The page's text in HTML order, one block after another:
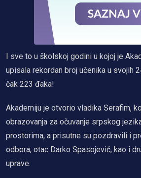
I sve to u školskoj godini u kojoj je
upisala rekordan broj učenika u svojih
čak 223 đaka!
Akademiju je otvorio vladika Serafim,
obrazovanja za očuvanje srpskog
prostorima, a prisutne su pozdravili i
odbora, otac Darko Spasojević, kao i
uprave.